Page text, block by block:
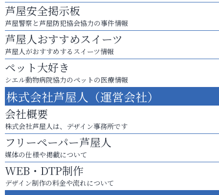
芦屋安全掲示板
芦屋警察と芦屋防犯協会協力の事件情報
芦屋人おすすめスイーツ
芦屋人がおすすめするスイーツ情報
ペット大好き
シエル動物病院協力のペットの医療情報
株式会社芦屋人（運営会社）
会社概要
株式会社芦屋人は、デザイン事務所です
フリーペーパー芦屋人
媒体の仕様や掲載について
WEB・DTP制作
デザイン制作の料金や流れについて